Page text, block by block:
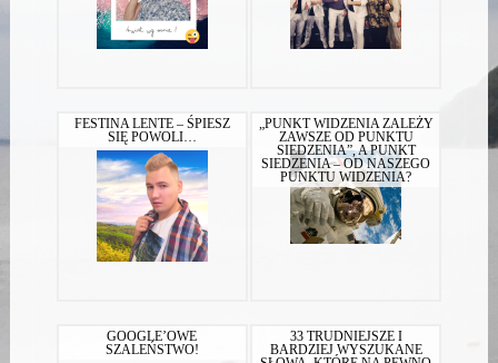
FESTINA LENTE – ŚPIESZ
SIĘ POWOLI…
„PUNKT WIDZENIA ZALEŻY
ZAWSZE OD PUNKTU
SIEDZENIA”, A PUNKT
SIEDZENIA – OD NASZEGO
PUNKTU WIDZENIA?
GOOGLE’OWE
SZALEŃSTWO!
33 TRUDNIEJSZE I
BARDZIEJ WYSZUKANE